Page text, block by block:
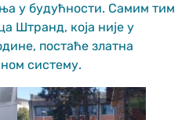
у будућности. Самим тим
Штранд, која није у
постаће златна
систему.